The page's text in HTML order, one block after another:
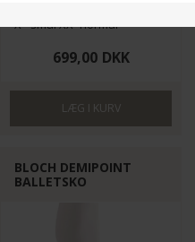
X= smal XX=normal
699,00 DKK
BLOCH DEMIPOINT
BALLETSKO